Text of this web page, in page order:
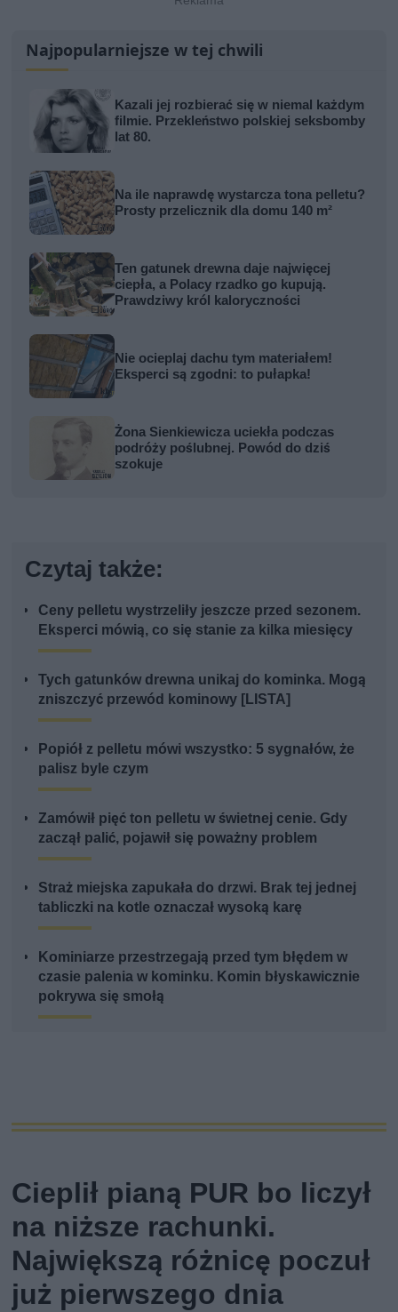
Najpopularniejsze w tej chwili
Kazali jej rozbierać się w niemal każdym
filmie. Przekleństwo polskiej seksbomby
lat 80.
Na ile naprawdę wystarcza tona pelletu?
Prosty przelicznik dla domu 140 m²
Ten gatunek drewna daje najwięcej
ciepła, a Polacy rzadko go kupują.
Prawdziwy król kaloryczności
Nie ocieplaj dachu tym materiałem!
Eksperci są zgodni: to pułapka!
Żona Sienkiewicza uciekła podczas
podróży poślubnej. Powód do dziś
szokuje
Czytaj także:
Ceny pelletu wystrzeliły jeszcze przed sezonem.
Eksperci mówią, co się stanie za kilka miesięcy
Tych gatunków drewna unikaj do kominka. Mogą
zniszczyć przewód kominowy [LISTA]
Popiół z pelletu mówi wszystko: 5 sygnałów, że
palisz byle czym
Zamówił pięć ton pelletu w świetnej cenie. Gdy
zaczął palić, pojawił się poważny problem
Straż miejska zapukała do drzwi. Brak tej jednej
tabliczki na kotle oznaczał wysoką karę
Kominiarze przestrzegają przed tym błędem w
czasie palenia w kominku. Komin błyskawicznie
pokrywa się smołą
Cieplił pianą PUR bo liczył
na niższe rachunki.
Największą różnicę poczuł
już pierwszego dnia